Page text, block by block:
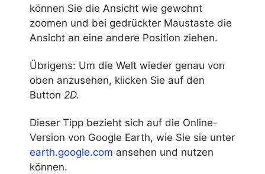
können Sie die Ansicht wie gewohnt
zoomen und bei gedrückter Maustaste die
Ansicht an eine andere Position ziehen.
Übrigens: Um die Welt wieder genau von
oben anzusehen, klicken Sie auf den
Button 2D.
Dieser Tipp bezieht sich auf die Online-
Version von Google Earth, wie Sie sie unter
earth.google.com ansehen und nutzen
können.